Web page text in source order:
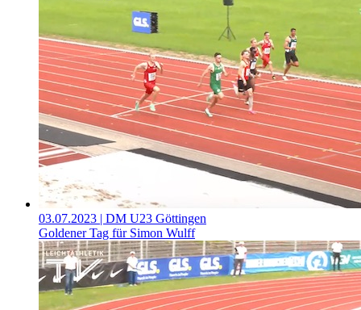
03.07.2023 | DM U23 Göttingen
Goldener Tag für Simon Wulff